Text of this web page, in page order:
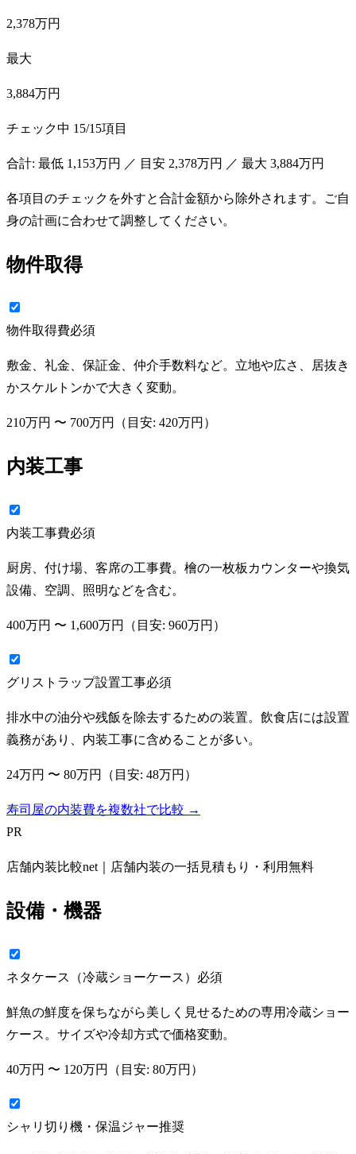
2,378万円
最大
3,884万円
チェック中 15/15項目
合計: 最低 1,153万円 ／ 目安 2,378万円 ／ 最大 3,884万円
各項目のチェックを外すと合計金額から除外されます。ご自
身の計画に合わせて調整してください。
物件取得
物件取得費必須
敷金、礼金、保証金、仲介手数料など。立地や広さ、居抜き
かスケルトンかで大きく変動。
210万円 〜 700万円 （目安: 420万円 ）
内装工事
内装工事費必須
厨房、付け場、客席の工事費。檜の一枚板カウンターや換気
設備、空調、照明などを含む。
400万円 〜 1,600万円 （目安: 960万円 ）
グリストラップ設置工事必須
排水中の油分や残飯を除去するための装置。飲食店には設置
義務があり、内装工事に含めることが多い。
24万円 〜 80万円 （目安: 48万円 ）
寿司屋の内装費を複数社で比較 →
PR
店舗内装比較net｜店舗内装の一括見積もり・利用無料
設備・機器
ネタケース（冷蔵ショーケース） 必須
鮮魚の鮮度を保ちながら美しく見せるための専用冷蔵ショー
ケース。サイズや冷却方式で価格変動。
40万円 〜 120万円 （目安: 80万円 ）
シャリ切り機・保温ジャー推奨